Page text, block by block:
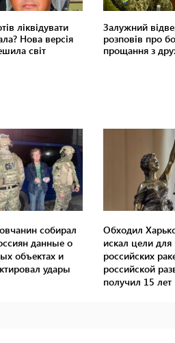
собирал
данные о
объектах и
удары
Обходил
искал цели для
российских
российской
получил 15 лет